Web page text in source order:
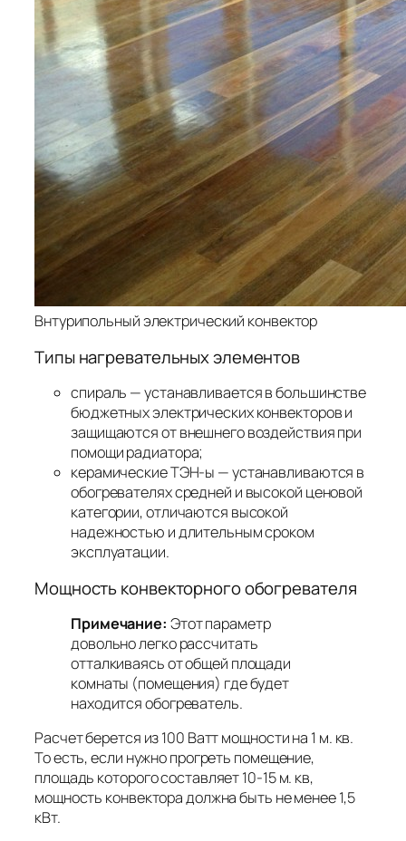
Внтурипольный электрический конвектор
Типы нагревательных элементов
спираль — устанавливается в большинстве
бюджетных электрических конвекторов и
защищаются от внешнего воздействия при
помощи радиатора;
керамические ТЭН-ы — устанавливаются в
обогревателях средней и высокой ценовой
категории, отличаются высокой
надежностью и длительным сроком
эксплуатации.
Мощность конвекторного обогревателя
Примечание: Этот параметр
довольно легко рассчитать
отталкиваясь от общей площади
комнаты (помещения) где будет
находится обогреватель.
Расчет берется из 100 Ватт мощности на 1 м. кв.
То есть, если нужно прогреть помещение,
площадь которого составляет 10-15 м. кв,
мощность конвектора должна быть не менее 1,5
кВт.